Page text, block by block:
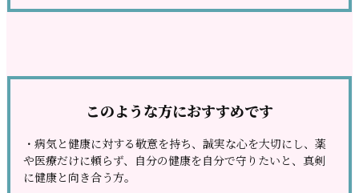
このような方におすすめです
・病気と健康に対する敬意を持ち、誠実な心を大切にし、薬
や医療だけに頼らず、自分の健康を自分で守りたいと、真剣
に健康と向き合う方。